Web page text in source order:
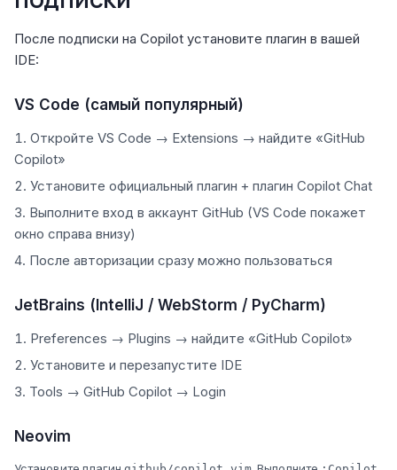
После подписки на Copilot установите плагин в вашей
IDE:
VS Code (самый популярный)
Откройте VS Code → Extensions → найдите «GitHub
Copilot»
Установите официальный плагин + плагин Copilot Chat
Выполните вход в аккаунт GitHub (VS Code покажет
окно справа внизу)
После авторизации сразу можно пользоваться
JetBrains (IntelliJ / WebStorm / PyCharm)
Preferences → Plugins → найдите «GitHub Copilot»
Установите и перезапустите IDE
Tools → GitHub Copilot → Login
Neovim